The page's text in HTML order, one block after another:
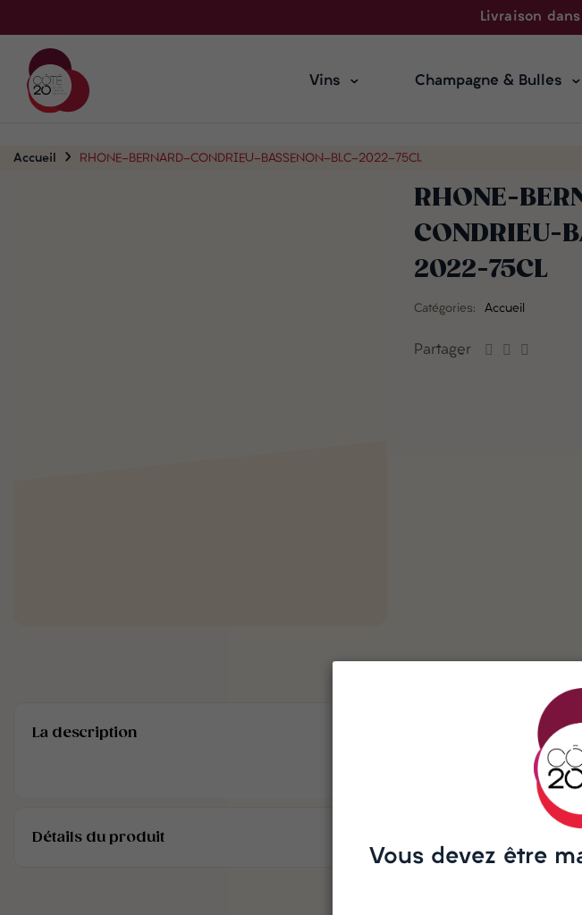
Livraison
Vins Champagne & Bulles
Accueil RHONE-BERNARD-CONDRIEU-BASSENON-BLC-2022-75CL
RHONE-
CONDRIEU-
2022-75CL
Catégories: Accueil
Partager
La description
Détails du produit
Vous devez être